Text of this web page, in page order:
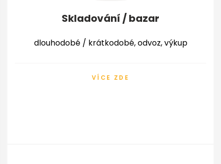
Skladování / bazar
dlouhodobé / krátkodobé, odvoz, výkup
VÍCE ZDE